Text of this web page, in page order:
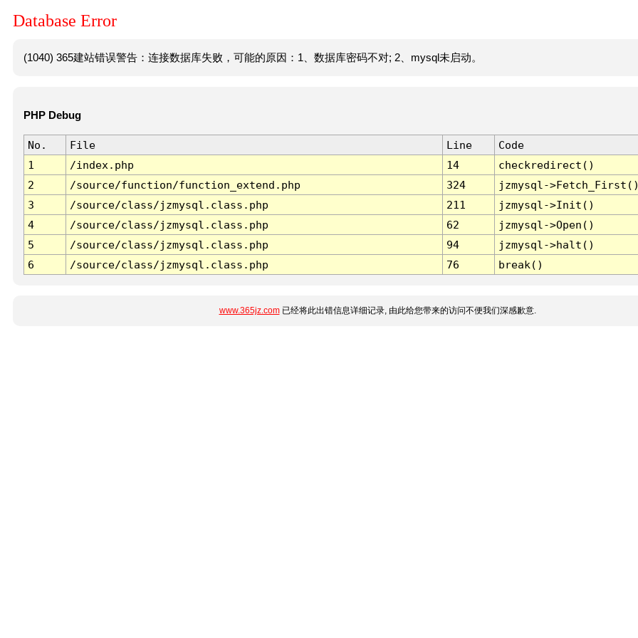
Database Error
(1040) 365建站错误警告：连接数据库失败，可能的原因：1、数据库密码不对; 2、mysql未启动。
PHP Debug
No. File Line
Code
1
/index.php 14
checkredirect()
2
/source/function/function_extend.php 324
jzmysql-
3
/source/class/jzmysql.class.php 211
jzmysql->Init()
4
/source/class/jzmysql.class.php 62
jzmysql->Open()
5
/source/class/jzmysql.class.php 94
jzmysql->halt()
6
/source/class/jzmysql.class.php 76 break()
www.365jz.com已经将此出错信息详细记录, 由此给您带来的访问不便我们深感歉意.